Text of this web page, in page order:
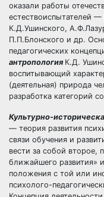
оказали работы
естествоиспытателей
К.Д.Ушинского,
П.П.Блонского и др.
педагогических
антропология К.Д.
воспитывающий
(деятельная) природа
разработка категорий
Культурно-
— теория развития
связи обучения и
вести за собой второе,
ближайшего развития»
положения с той или
психолого-